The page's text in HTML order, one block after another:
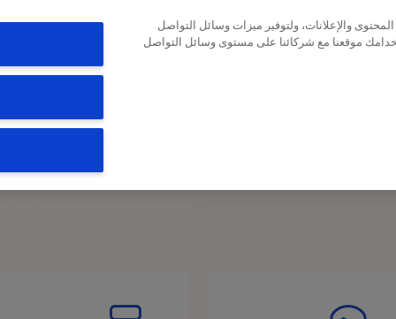
EN
AR
والإعلانات، ولتوفير ميزات وسائل التواصل
موقعنا مع شركائنا على مستوى وسائل التواصل